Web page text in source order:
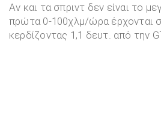
Αν και τα σπριντ δεν είναι το
πρώτα 0-100χλμ/ώρα έρχονται
κερδίζοντας 1,1 δευτ. από την